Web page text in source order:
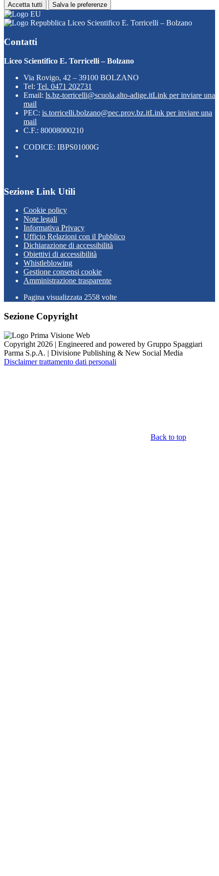
Accetta tutti Salva le preferenze
Liceo Scientifico E. Torricelli – Bolzano
Contatti
Liceo Scientifico E. Torricelli – Bolzano
Via Rovigo, 42 – 39100 BOLZANO
Tel: Tel. 0471 202731
Email: ls.bz-torricelli@scuola.alto-adige.itLink per inviare una
mail
PEC: is.torricelli.bolzano@pec.prov.bz.itLink per inviare una
mail
C.F.: 80008000210
CODICE: IBPS01000G
Sezione Link Utili
Cookie policy
Note legali
Informativa Privacy
Ufficio Relazioni con il Pubblico
Dichiarazione di accessibilità
Obiettivi di accessibilità
Whistleblowing
Gestione consensi cookie
Amministrazione trasparente
Pagina visualizzata 2558 volte
Sezione Copyright
Copyright 2026 | Engineered and powered by Gruppo Spaggiari
Parma S.p.A. | Divisione Publishing & New Social Media
Disclaimer trattamento dati personali
Back to top